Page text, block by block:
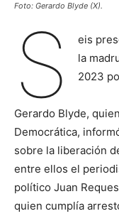
Foto: Gerardo Blyde (X).
S
eis
la
2023
Gerardo Blyde,
Democrática,
sobre la liberación
entre ellos el
político Juan
quien cumplía